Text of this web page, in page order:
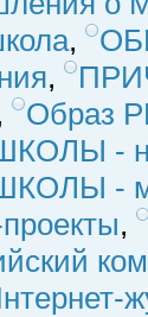
,
,
Образ
-
-
,